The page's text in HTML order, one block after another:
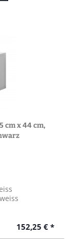
cm x 44 cm,
152,25 € *